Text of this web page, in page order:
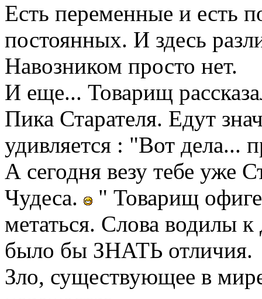
Есть переменные и есть
постоянных. И здесь
Навозником просто нет.
И еще... Товарищ
Пика Старателя. Едут
удивляется : "Вот дела...
А сегодня везу тебе уже
Чудеса.
" Товарищ
метаться. Слова водилы
было бы ЗНАТЬ отличия.
Зло, существующее в